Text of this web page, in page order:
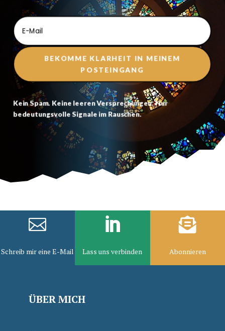
BEKOMME KLARHEIT IN MEINEM
POSTEINGANG
Kein Spam. Keine leeren Versprechungen. Nur
bedeutungsvolle Signale im Rauschen.

Schreib mir eine E-Mail

Lass uns verbinden

Abonnieren
ÜBER MICH